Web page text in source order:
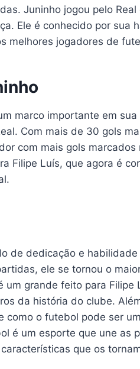
Juninho jogou pelo
Ele é conhecido por sua
melhores jogadores de
marco importante em
Com mais de 30 gols
com mais gols
Filipe Luís, que agora é
de dedicação e
ele se tornou o
um grande feito para Filipe
da história do clube.
como o futebol pode ser
é um esporte que une as
que os